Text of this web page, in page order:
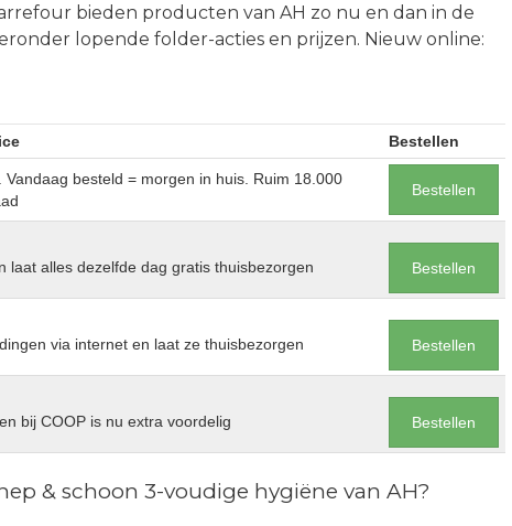
bieden producten van AH zo nu en dan in de
lopende folder-acties en prijzen. Nieuw online:
Bestellen
Vandaag besteld = morgen in huis. Ruim 18.000
Bestellen
laat alles dezelfde dag gratis thuisbezorgen Bestellen
via internet en laat ze thuisbezorgen Bestellen
bij COOP is nu extra voordelig Bestellen
& schoon 3-voudige hygiëne van AH?